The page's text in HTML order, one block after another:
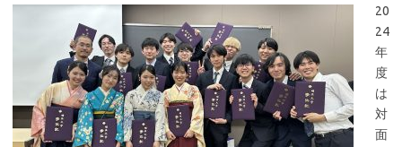
20
24
年
度
は
対
面